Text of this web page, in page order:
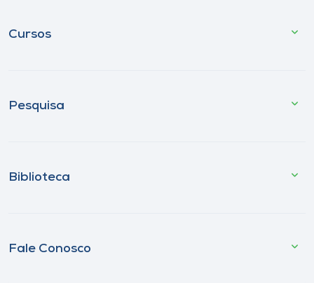
Cursos
Pesquisa
Biblioteca
Fale Conosco